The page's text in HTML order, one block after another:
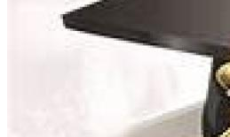
نادى الطلاب المتفوقين
والبحوث والعلاقات الثقافية
العليا والبحوث
إدارة العلاقات الثقافية
لطلاب الدراسات العليا